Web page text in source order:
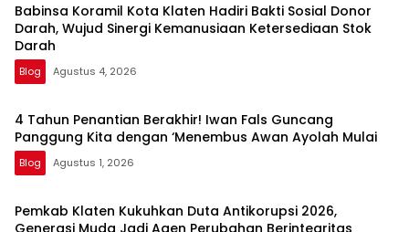
Babinsa Koramil Kota Klaten Hadiri Bakti Sosial Donor
Darah, Wujud Sinergi Kemanusiaan Ketersediaan Stok
Darah
Blog Agustus 4, 2026
4 Tahun Penantian Berakhir! Iwan Fals Guncang
Panggung Kita dengan ‘Menembus Awan Ayolah Mulai
Blog Agustus 1, 2026
Pemkab Klaten Kukuhkan Duta Antikorupsi 2026,
Generasi Muda Jadi Agen Perubahan Berintegritas